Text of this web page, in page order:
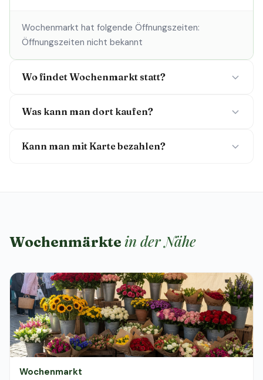
Wochenmarkt hat folgende Öffnungszeiten:
Öffnungszeiten nicht bekannt
Wo findet Wochenmarkt statt?
Was kann man dort kaufen?
Kann man mit Karte bezahlen?
Wochenmärkte in der Nähe
Wochenmarkt